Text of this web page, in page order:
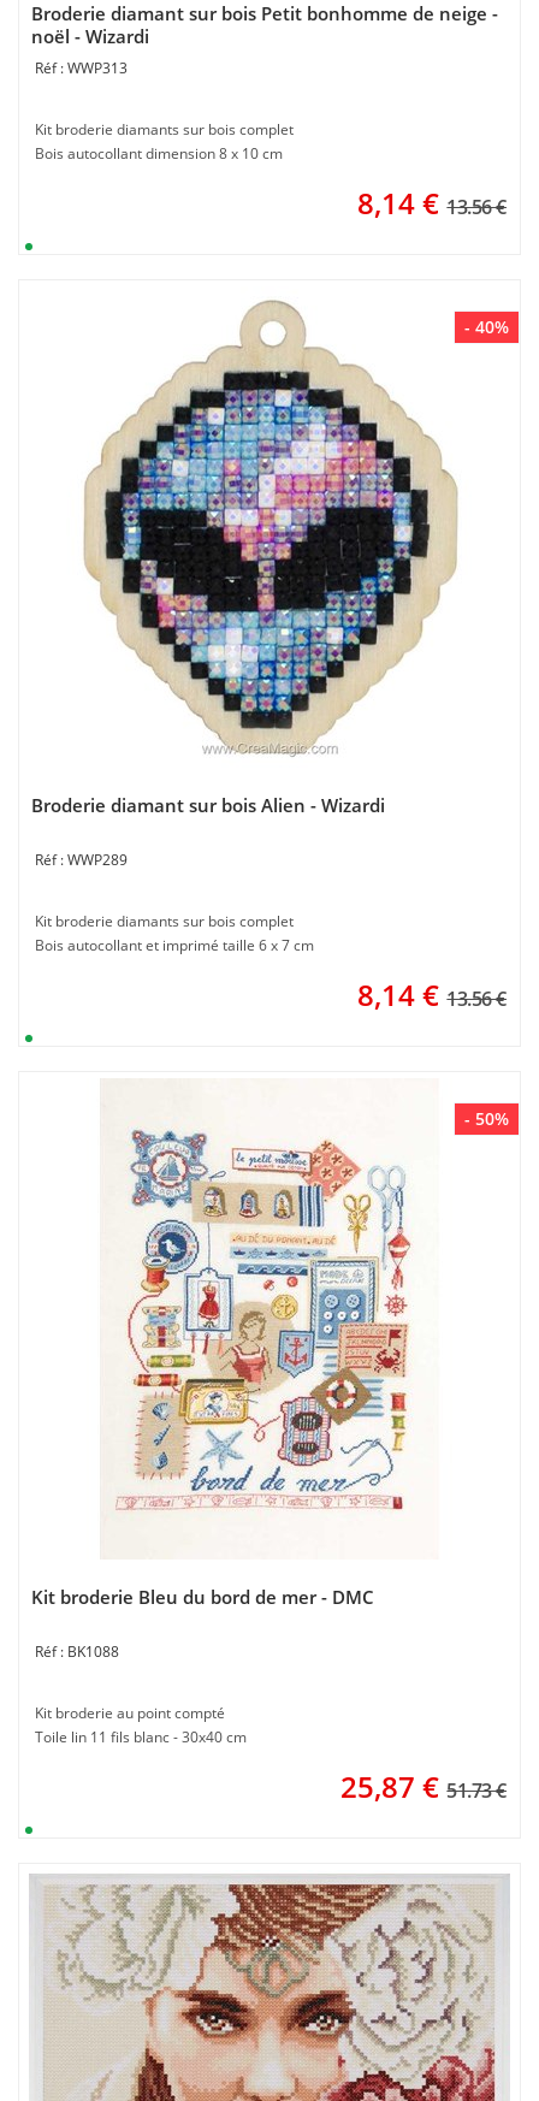
Broderie diamant sur bois Petit bonhomme de neige -
noël - Wizardi
WWP313
Kit broderie diamants sur bois complet
Bois autocollant dimension 8 x 10 cm
8,14€ 13.56 €
- 40%
Broderie diamant sur bois Alien - Wizardi
WWP289
Kit broderie diamants sur bois complet
Bois autocollant et imprimé taille 6 x 7 cm
8,14€ 13.56 €
- 50%
Kit broderie Bleu du bord de mer - DMC
BK1088
Kit broderie au point compté
Toile lin 11 fils blanc - 30x40 cm
25,87 € 51.73 €